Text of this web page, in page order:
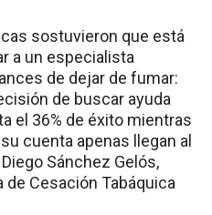
sostuvieron que está
a un especialista
de dejar de fumar:
de buscar ayuda
el 36% de éxito mientras
cuenta apenas llegan al
Sánchez Gelós,
de Cesación Tabáquica